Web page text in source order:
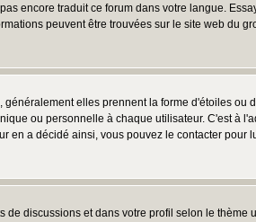
encore traduit ce forum dans votre langue.
peuvent être trouvées sur le site web du
elles prennent la forme d'étoiles
ou personnelle à chaque utilisateur. C'est à
a décidé ainsi, vous pouvez le contacter pour
discussions et dans votre profil selon le thème